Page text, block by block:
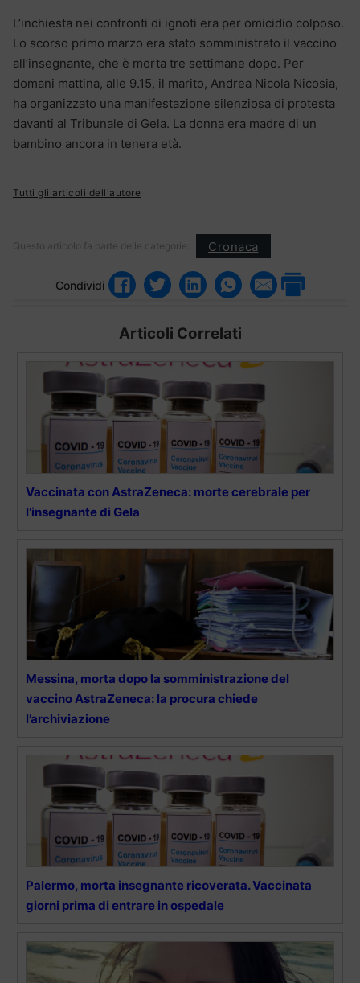
L’inchiesta nei confronti di ignoti era per omicidio colposo.
Lo scorso primo marzo era stato somministrato il vaccino
all’insegnante, che è morta tre settimane dopo. Per
domani mattina, alle 9.15, il marito, Andrea Nicola Nicosia,
ha organizzato una manifestazione silenziosa di protesta
davanti al Tribunale di Gela. La donna era madre di un
bambino ancora in tenera età.
Tutti gli articoli dell'autore
Questo articolo fa parte delle categorie: Cronaca
Condividi
Articoli Correlati
Vaccinata con AstraZeneca: morte cerebrale per
l’insegnante di Gela
Messina, morta dopo la somministrazione del
vaccino AstraZeneca: la procura chiede
l’archiviazione
Palermo, morta insegnante ricoverata. Vaccinata
giorni prima di entrare in ospedale